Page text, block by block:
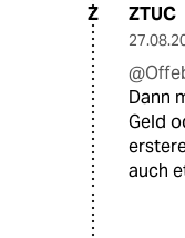
Z ZTUC
Dann
Geld
auch